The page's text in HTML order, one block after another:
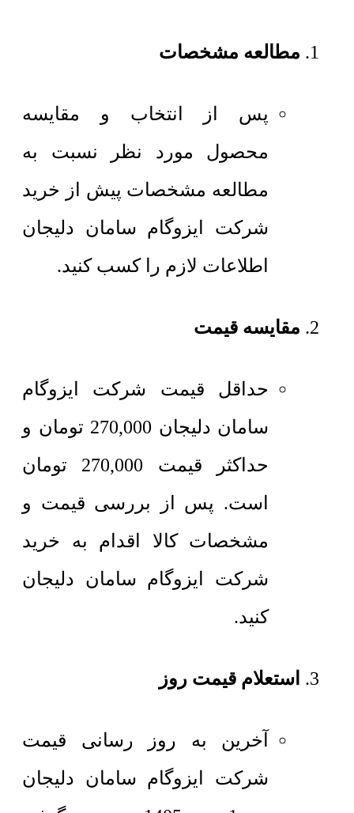
مطالعه مشخصات
پس از انتخاب و مقایسه
محصول مورد نظر نسبت به
مطالعه مشخصات پیش از خرید
شرکت ایزوگام سامان دلیجان
اطلاعات لازم را کسب کنید.
مقایسه قیمت
حداقل قیمت شرکت ایزوگام
سامان دلیجان 270,000 تومان و
حداکثر قیمت 270,000
تومان
است. پس از بررسی قیمت و
مشخصات کالا اقدام به خرید
شرکت ایزوگام سامان دلیجان
کنید.
استعلام قیمت روز
آخرین به روز رسانی قیمت
شرکت ایزوگام سامان دلیجان